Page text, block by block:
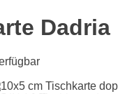
Dadria